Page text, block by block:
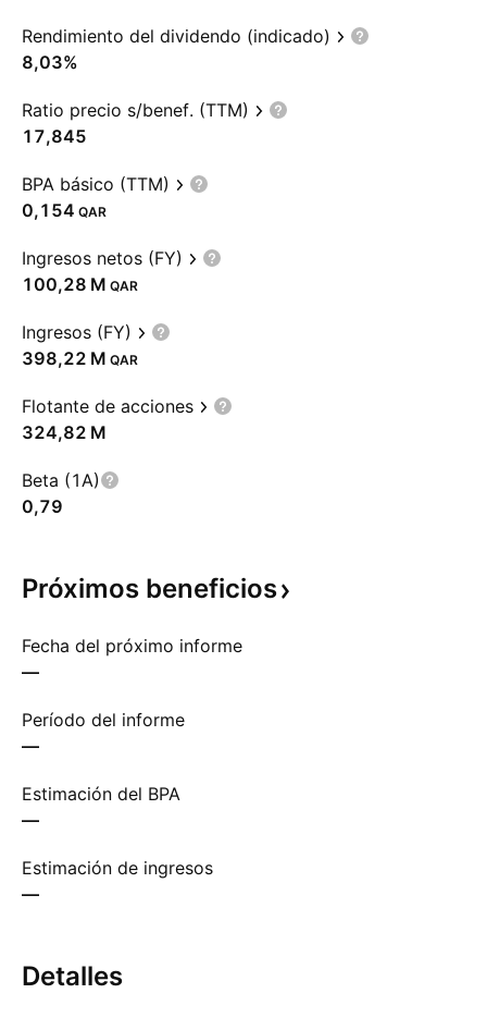
Rendimiento del dividendo (indicado)
8,03%
Ratio precio s/benef. (TTM)
17,845
BPA básico (TTM)
0,154 QAR
Ingresos netos (FY)
‪100,28 M‬ QAR
Ingresos (FY)
‪398,22 M‬ QAR
Flotante de acciones
‪324,82 M‬
Beta (1A)
0,79
Próximos beneficios
Fecha del próximo informe
—
Período del informe
—
Estimación del BPA
—
Estimación de ingresos
—
Detalles